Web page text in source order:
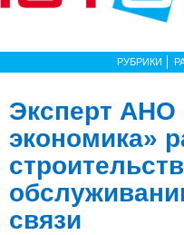
РУБРИКИ
Эксперт
экономика»
связи